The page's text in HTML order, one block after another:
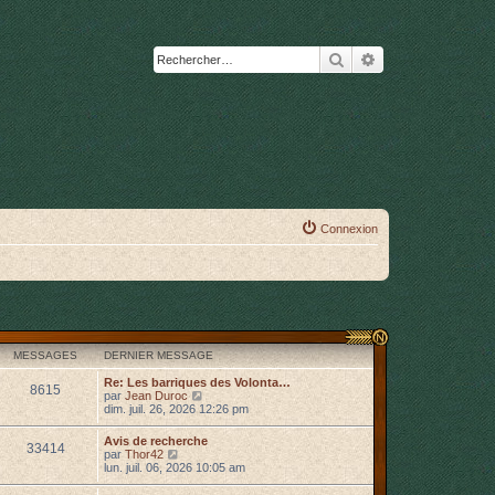
RechercherRecherche
Connexion
MESSAGES DERNIER MESSAGE
8615
Re: Les barriques des Volonta…
par Jean Duroc
C
o
u
l
t
e
dim. juil. 26, 2026 12:26 pm
33414
Avis de recherche
parThor42
o
lun. juil. 06, 2026 10:05 am